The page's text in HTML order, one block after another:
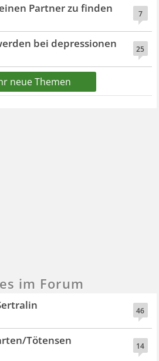
7
Partner zu finden
25
bei depressionen
neue Themen
im Forum
46
14
Tötensen